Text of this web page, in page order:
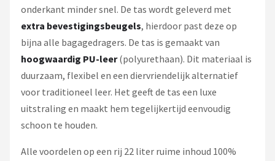
onderkant minder snel. De tas wordt geleverd met
extra bevestigingsbeugels, hierdoor past deze op
bijna alle bagagedragers. De tas is gemaakt van
hoogwaardig PU-leer(polyurethaan). Dit materiaal is
duurzaam, flexibel en een diervriendelijk alternatief
voor traditioneel leer. Het geeft de tas een luxe
uitstraling en maakt hem tegelijkertijd eenvoudig
schoon te houden.
Alle voordelen op een rij 22 liter ruime inhoud 100%